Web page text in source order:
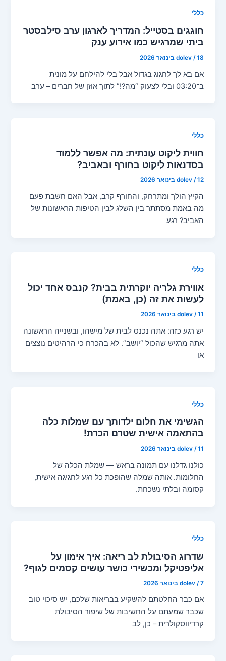
כללי
חוגגים בסטייל: המדריך לארגון ערב סילבסטר
ביתי שמרגיש כמו אירוע ענק
dolev /18 בינואר 2026
אם בא לך לחגוג בגדול אבל בלי להילחם על מונית
ב־03:20 ובלי לצעוק “מה?!” לתוך אוזן של חברים – ערב
כללי
חווית ליקוט עונתית: מה אפשר ללמוד
בסדנאות ליקוט בחורף ובאביב?
dolev /12 בינואר 2026
הקיץ הולך ומתרחק, והחורף קרב, אבל האם חשבת פעם
מה באמת מסתתר בין השלג לבין הטיפות הראשונות של
האביב? רגע
כללי
אווירת גלריה יוקרתית בבית? קנבס אחד יכול
לעשות את זה (כן, באמת)
dolev /11 בינואר 2026
יש רגע כזה: אתה נכנס לבית של מישהו, ובשנייה הראשונה
אתה מרגיש שהכול “יושב”. לא בהכרח כי הרהיטים נוצצים
או
כללי
הגשימי את חלום ילדותך עם שמלות כלה
בהתאמה אישית שטרם הכרת!
dolev /11 בינואר 2026
כולנו גדלנו עם תמונה בראש — שמלת הכלה של
החלומות. אותה שמלה שהופכת כל רגע לחגיגה אישית,
קסומה ובלתי נשכחת.
כללי
שדרוג הסיבולת לב ריאה: איך אימון על
אליפטיקל ומכשירי כושר עושים קסמים לגוף?
dolev /7 בינואר 2026
אם כבר החלטתם להשקיע בבריאות שלכם, יש סיכוי טוב
שכבר שמעתם על החשיבות של שיפור הסיבולת
קרדיווסקולרית – כן, לב